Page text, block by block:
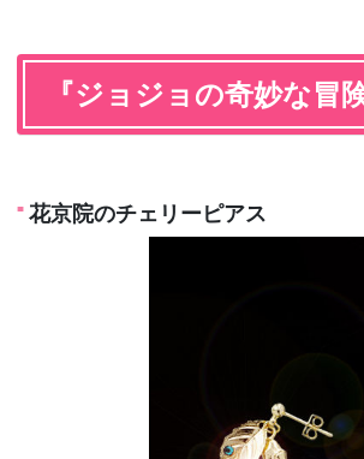
『ジョジョの奇妙な冒
花京院のチェリーピアス